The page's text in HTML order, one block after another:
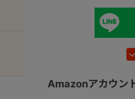
Amazonアカウン